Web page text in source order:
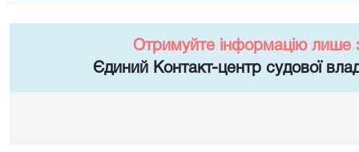
Отримуйте інформацію лише
Єдиний Контакт-центр судової